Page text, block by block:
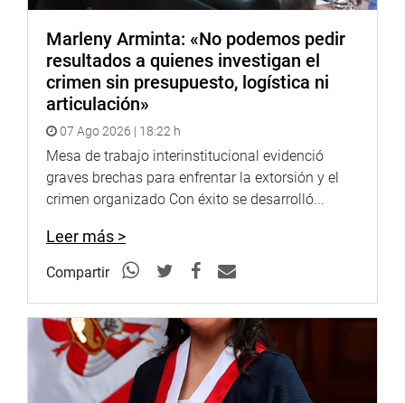
Marleny Arminta: «No podemos pedir
resultados a quienes investigan el
crimen sin presupuesto, logística ni
articulación»
07 Ago 2026 | 18:22 h
Mesa de trabajo interinstitucional evidenció
graves brechas para enfrentar la extorsión y el
crimen organizado Con éxito se desarrolló...
Leer más >
Compartir